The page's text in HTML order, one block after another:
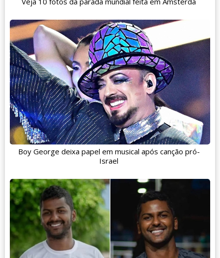
Boy George deixa papel em musical após canção pró-
Israel